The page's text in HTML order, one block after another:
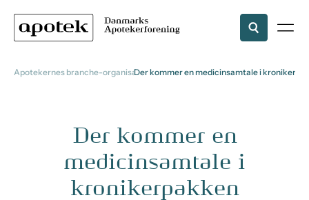
Apotekernes branche-organisationDer kommer en medicinsamtale i
Der kommer en
medicinsamtale i
kronikerpakken